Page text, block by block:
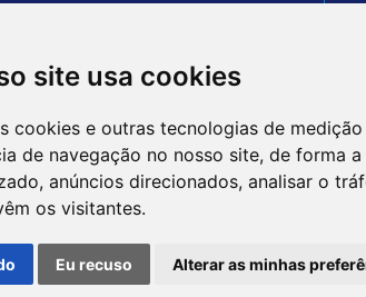
site usa cookies
cookies e outras tecnologias de
de navegação no nosso site, de forma
anúncios direcionados, analisar o
os visitantes.
Eu recuso Alterar as minhas
Paraíba